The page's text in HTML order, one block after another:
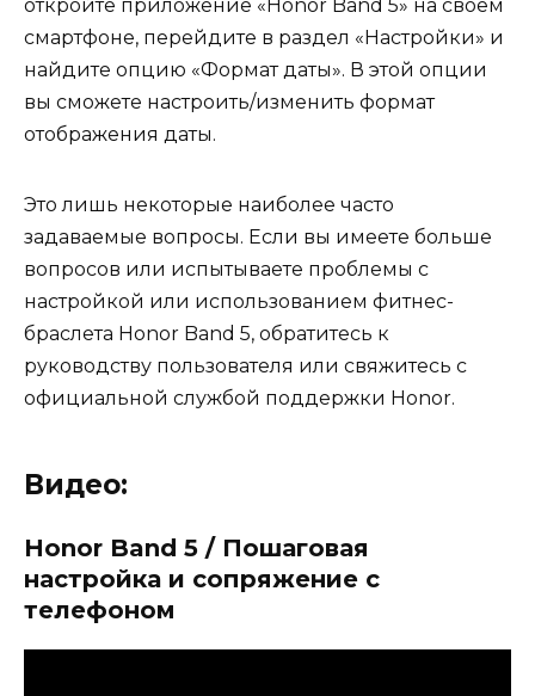
откройте приложение «Honor Band 5» на своем
смартфоне, перейдите в раздел «Настройки» и
найдите опцию «Формат даты». В этой опции
вы сможете настроить/изменить формат
отображения даты.
Это лишь некоторые наиболее часто
задаваемые вопросы. Если вы имеете больше
вопросов или испытываете проблемы с
настройкой или использованием фитнес-
браслета Honor Band 5, обратитесь к
руководству пользователя или свяжитесь с
официальной службой поддержки Honor.
Видео:
Honor Band 5 / Пошаговая
настройка и сопряжение с
телефоном